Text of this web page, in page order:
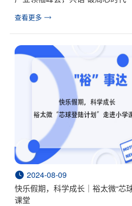
查看更多
2024-08-09
快乐假期，科学成长｜裕太微“芯
课堂